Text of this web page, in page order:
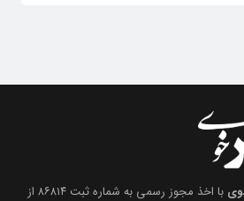
رسانی وزارت فرهنگ و ارشاد اسلامی توفیق